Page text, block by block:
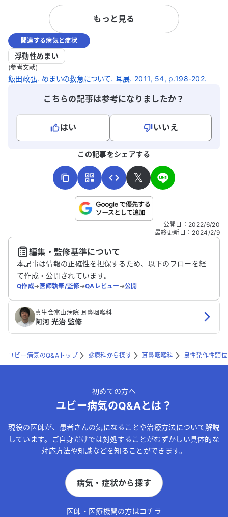
際に頭を左右どちらかに傾けると、回転す
るような感覚に襲われることが何度かあり
ました。昨年も3回ほどありました。た
だ、その際は頭の位置を戻せばめまいはお
さまり、1～2週間程度で完全に回復してい
ました。 耳鼻科ですでに検査を受け、「異
常なし」との診断を受けました。医師から
が、症状は数日で治まるとのことでした。
耳鼻科以外で検査を受けた方が良いのか、
アドバイスをいただけたらと思います。
もっと見る
関連する病気と症状
浮動性めまい
(参考文献)
飯田政弘. めまいの救急について. 耳展. 2011, 54, p.198-202.
こちらの記事は参考になりましたか？
はい
いいえ
こちらは送信専用のフォームです。氏名やご自身の病気の詳細な
送信する
この記事をシェアする
𝕏
公開日 ： 2022/6/20
最終更新日 ： 2024/2/9
編集・監修基準について
本記事は情報の正確性を担保するため、以下のフローを経
て作成・公開されています。
Q作成➔医師執筆/監修➔QAレビュー➔公開
真生会富山病院 耳鼻咽喉科
阿河 光治 監修
ユビー病気のQ&Aトップ 診療科から探す 耳鼻咽喉科 良性発作性頭
初めての方へ
ユビー病気のQ&Aとは？
現役の医師が、患者さんの気になることや治療方法について解説
しています。ご自身だけでは対処することがむずかしい具体的な
対応方法や知識などを知ることができます。
病気・症状から探す
医師・医療機関の方はコチラ